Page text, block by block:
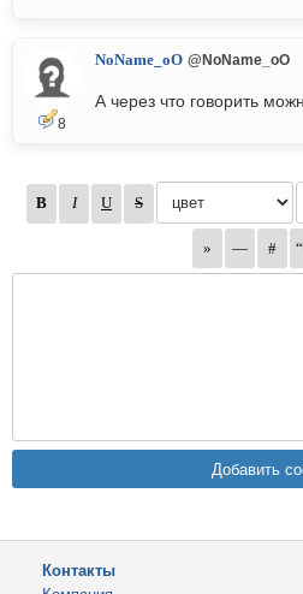
8
NoName_oO @NoName_oO
А через что говорить
Контакты